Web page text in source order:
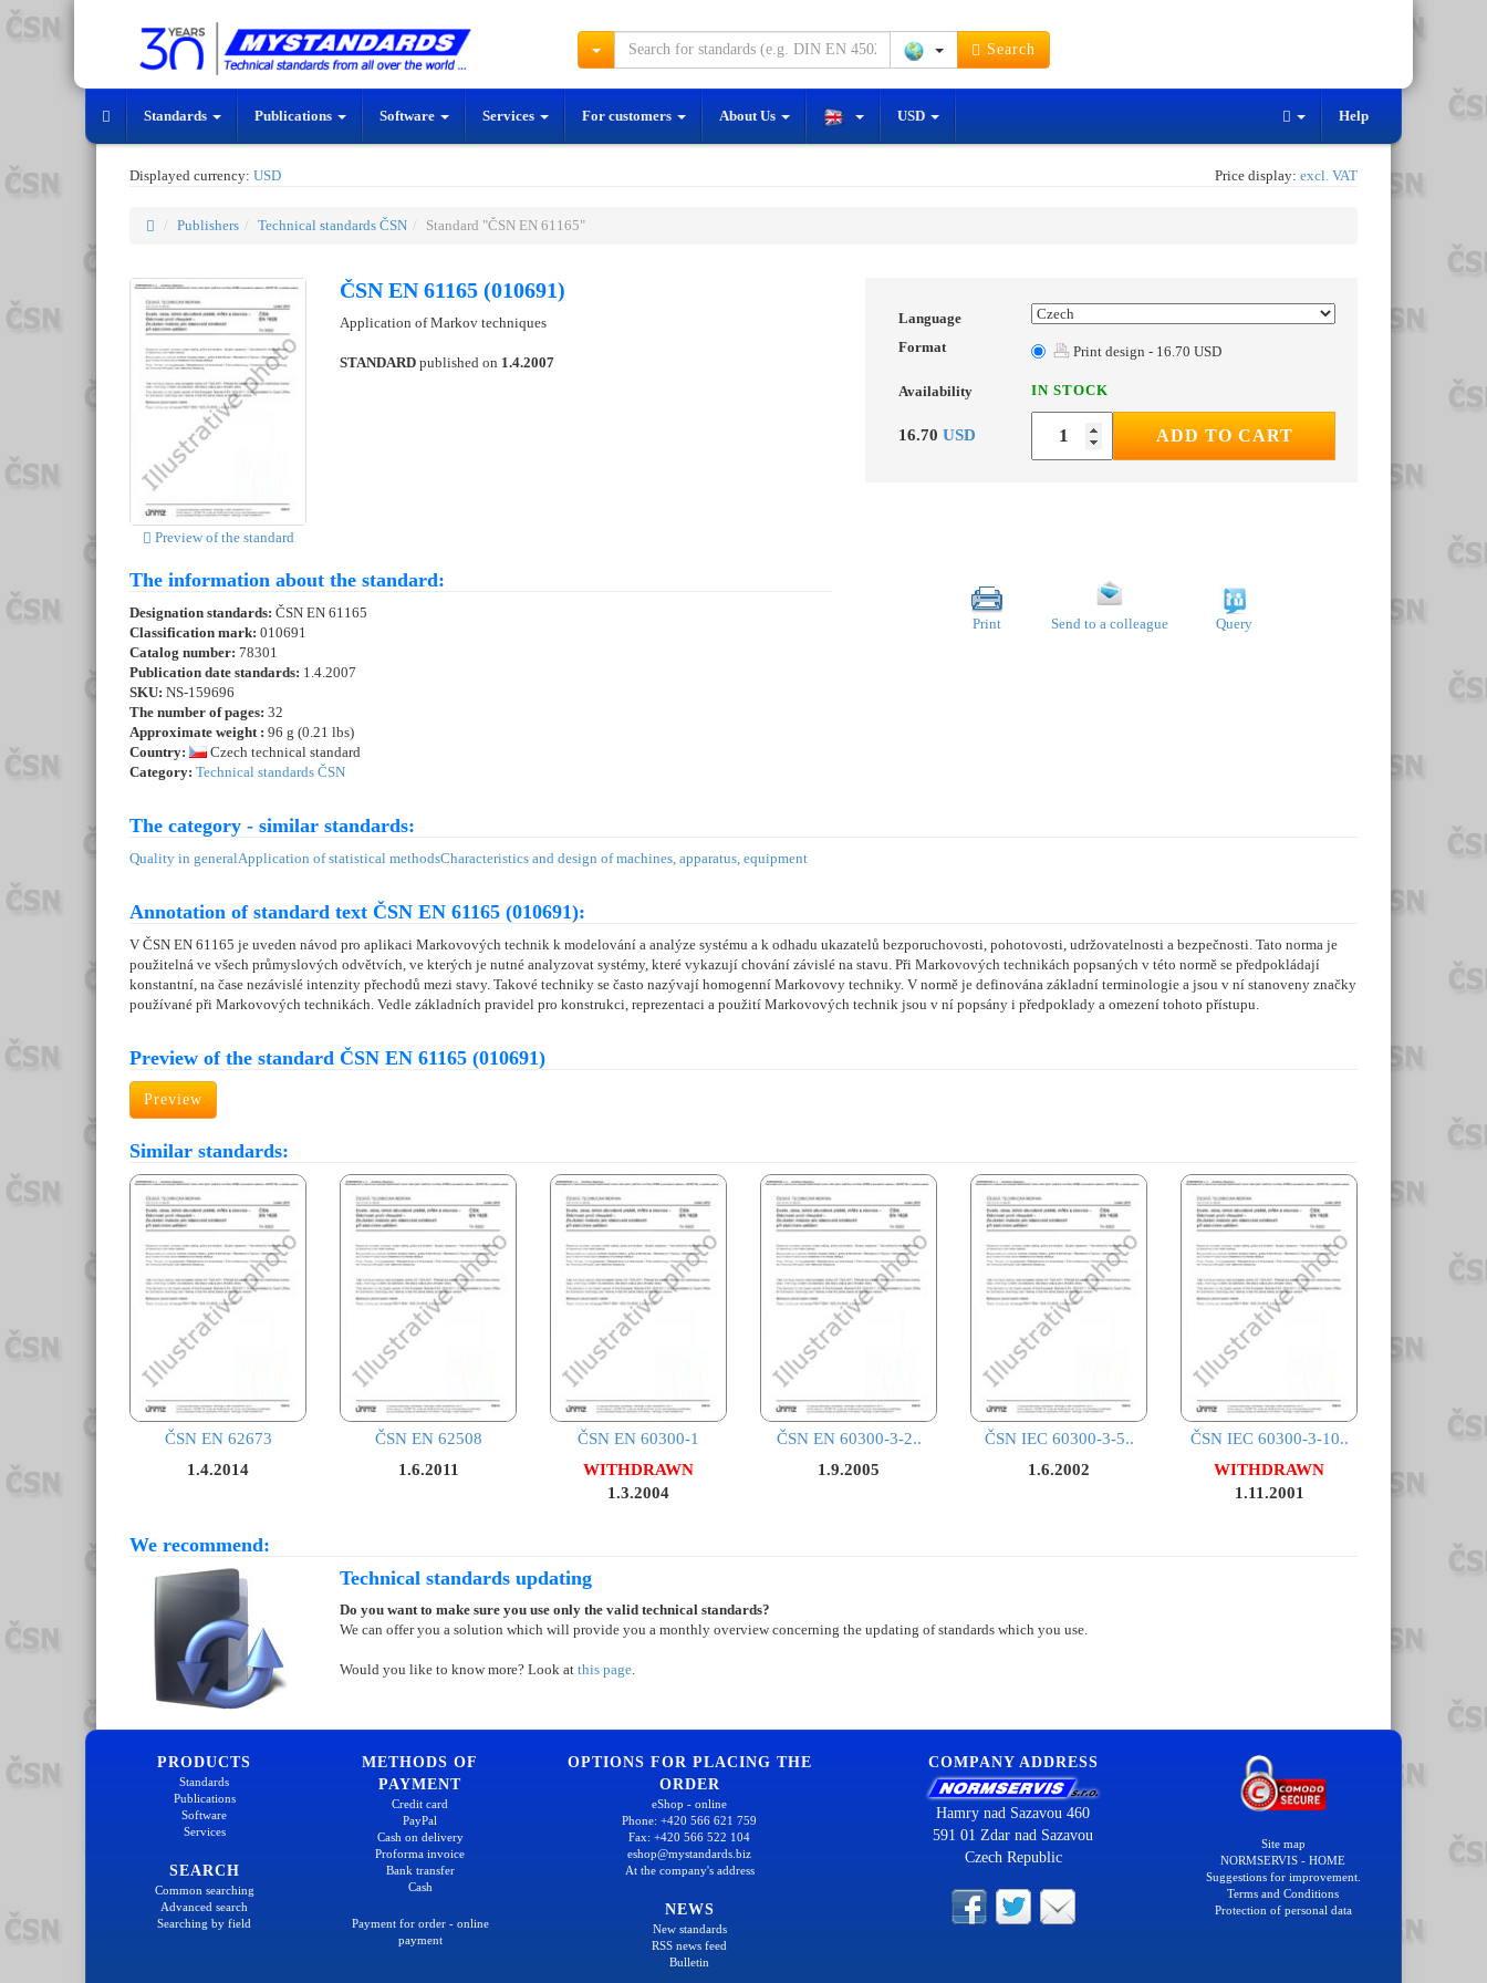
Search
Standards Publications Software Services For customers About Us USD Help
Displayed currency: USD Price display: excl. VAT
Publishers Technical standards ČSN Standard "ČSN EN 61165"
Preview of the standard
ČSN EN 61165 (010691)
Application of Markov techniques
STANDARD published on 1.4.2007
Language
Format
Print design - 16.70 USD
Availability IN STOCK
16.70 USD ADD TO CART
The information about the standard:
Designation standards: ČSN EN 61165
Classification mark: 010691
Catalog number: 78301
Publication date standards: 1.4.2007
SKU: NS-159696
The number of pages: 32
Approximate weight : 96 g (0.21 lbs)
Country:
Czech technical standard
Category: Technical standards ČSN
Print Send to a colleague Query
The category - similar standards:
Quality in generalApplication of statistical methodsCharacteristics and design of machines, apparatus, equipment
Annotation of standard text ČSN EN 61165 (010691):
V ČSN EN 61165 je uveden návod pro aplikaci Markovových technik k modelování a analýze systému a k odhadu ukazatelů bezporuchovosti, pohotovosti, udržovatelnosti a bezpečnosti. Tato norma je
použitelná ve všech průmyslových odvětvích, ve kterých je nutné analyzovat systémy, které vykazují chování závislé na stavu. Při Markovových technikách popsaných v této normě se předpokládají
konstantní, na čase nezávislé intenzity přechodů mezi stavy. Takové techniky se často nazývají homogenní Markovovy techniky. V normě je definována základní terminologie a jsou v ní stanoveny značky
používané při Markovových technikách. Vedle základních pravidel pro konstrukci, reprezentaci a použití Markovových technik jsou v ní popsány i předpoklady a omezení tohoto přístupu.
Preview of the standard ČSN EN 61165 (010691)
Preview
Similar standards:
ČSN EN 62673
1.4.2014
ČSN EN 62508
1.6.2011
ČSN EN 60300-1
WITHDRAWN
1.3.2004
ČSN EN 60300-3-2..
1.9.2005
ČSN IEC 60300-3-5..
1.6.2002
ČSN IEC 60300-3-10..
WITHDRAWN
1.11.2001
We recommend:
Technical standards updating
Do you want to make sure you use only the valid technical standards?
We can offer you a solution which will provide you a monthly overview concerning the updating of standards which you use.
Would you like to know more? Look at this page.
PRODUCTS
Standards
Publications
Software
Services
SEARCH
Common searching
Advanced search
Searching by field
METHODS OF
PAYMENT
Credit card
PayPal
Cash on delivery
Proforma invoice
Bank transfer
Cash
Payment for order - online
payment
OPTIONS FOR PLACING THE
ORDER
eShop - online
Phone: +420 566 621 759
Fax: +420 566 522 104
eshop@mystandards.biz
At the company's address
NEWS
New standards
RSS news feed
Bulletin
COMPANY ADDRESS
Hamry nad Sazavou 460
591 01 Zdar nad Sazavou
Czech Republic
Site map
NORMSERVIS - HOME
Suggestions for improvement.
Terms and Conditions
Protection of personal data